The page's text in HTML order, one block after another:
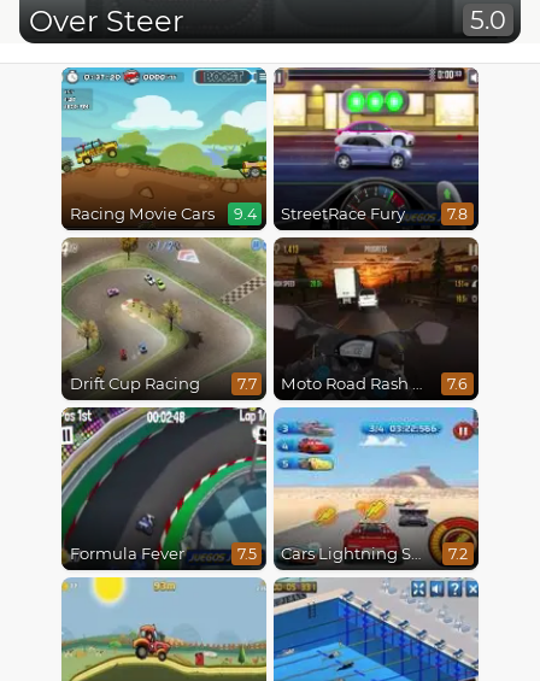
Over Steer 5.0
Racing Movie Cars 9.4 StreetRace Fury 7.8
Drift Cup Racing 7.7 Moto Road Rash 3D 7.6
Formula Fever 7.5 Cars Lightning Speed 7.2